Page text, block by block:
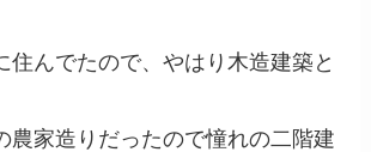
住んでたので、やはり木造建築と
農家造りだったので憧れの二階建